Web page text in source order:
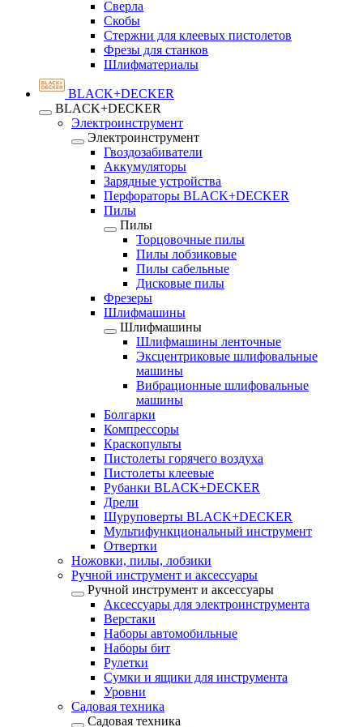
Сверла
Скобы
Стержни для клеевых пистолетов
Фрезы для станков
Шлифматериалы
BLACK+DECKER
BLACK+DECKER
Электроинструмент
Электроинструмент
Гвоздозабиватели
Аккумуляторы
Зарядные устройства
Перфораторы BLACK+DECKER
Пилы
Пилы
Торцовочные пилы
Пилы лобзиковые
Пилы сабельные
Дисковые пилы
Фрезеры
Шлифмашины
Шлифмашины
Шлифмашины ленточные
Эксцентриковые шлифовальные
машины
Вибрационные шлифовальные
машины
Болгарки
Компрессоры
Краскопульты
Пистолеты горячего воздуха
Пистолеты клеевые
Рубанки BLACK+DECKER
Дрели
Шуруповерты BLACK+DECKER
Мультифункциональный инструмент
Отвертки
Ножовки, пилы, лобзики
Ручной инструмент и аксессуары
Ручной инструмент и аксессуары
Аксессуары для электроинструмента
Верстаки
Наборы автомобильные
Наборы бит
Рулетки
Сумки и ящики для инструмента
Уровни
Садовая техника
Садовая техника